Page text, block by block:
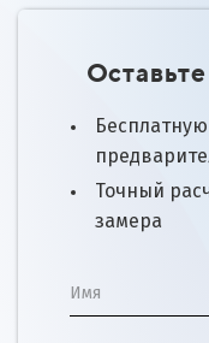
Точный
замера
Имя